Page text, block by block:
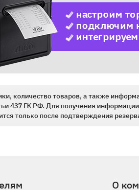
количество товаров, а также
437 ГК РФ. Для получения
только после подтверждения
О